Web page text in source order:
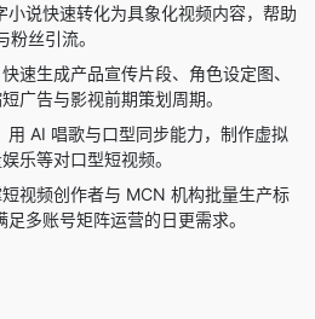
小说快速转化为具象化视频内容，帮助
丝引流。
快速生成产品宣传片段、角色设定图、
广告与影视前期策划周期。
用 AI 唱歌与口型同步能力，制作虚拟
乐等对口型短视频。
短视频创作者与 MCN 机构批量生产标
多账号矩阵运营的日更需求。